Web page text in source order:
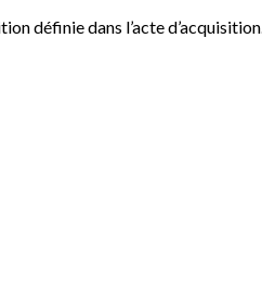
définie dans l’acte d’acquisition.